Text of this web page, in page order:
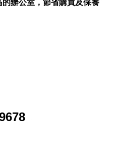
辦公室，節省購買及保養